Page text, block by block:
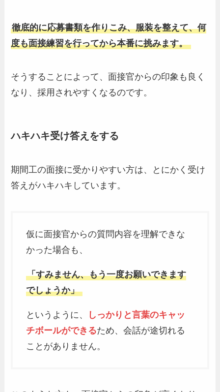
徹底的に応募書類を作りこみ、服装を整えて、何
度も面接練習を行ってから本番に挑みます。
そうすることによって、面接官からの印象も良く
なり、採用されやすくなるのです。
ハキハキ受け答えをする
期間工の面接に受かりやすい方は、とにかく受け
答えがハキハキしています。
仮に面接官からの質問内容を理解できな
かった場合も、
「すみません、もう一度お願いできます
でしょうか」
というように、
しっかりと言葉のキャッ
チボールができるため、会話が途切れる
ことがありません。